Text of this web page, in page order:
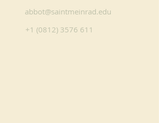
abbot@saintmeinrad.edu
+1 (0812) 3576 611